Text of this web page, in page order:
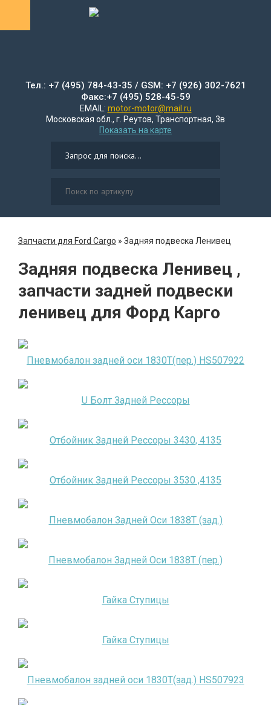
Тел.: +7 (495) 784-43-35 / GSM: +7 (926) 302-7621
Факс:+7 (495) 528-45-59
EMAIL: motor-motor@mail.ru
Московская обл., г. Реутов, Транспортная, 3в
Показать на карте
Запчасти для Ford Cargo » Задняя подвеска Ленивец
Задняя подвеска Ленивец ,
запчасти задней подвески
ленивец для Форд Карго
Пневмобалон задней оси 1830Т(пер.) HS507922
U Болт Задней Рессоры
Отбойник Задней Рессоры 3430, 4135
Отбойник Задней Рессоры 3530 ,4135
Пневмобалон Задней Оси 1838Т (зад.)
Пневмобалон Задней Оси 1838Т (пер.)
Гайка Ступицы
Гайка Ступицы
Пневмобалон задней оси 1830Т(зад.) HS507923